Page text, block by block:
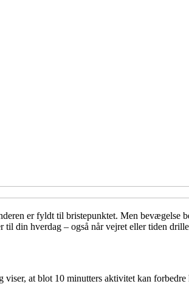
er fyldt til bristepunktet. Men bevægelse
til din hverdag – også når vejret eller tiden
at blot 10 minutters aktivitet kan forbedre